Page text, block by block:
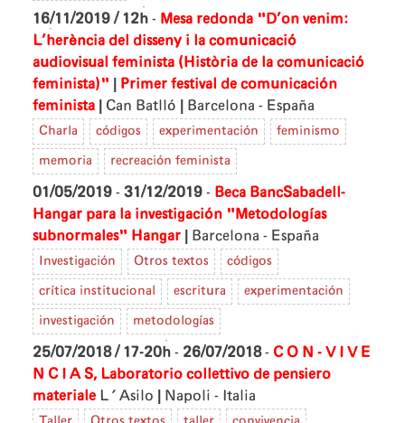
16/11/2019 / 12h - Mesa redonda "D’on venim:
L’herència del disseny i la comunicació
audiovisual feminista (Història de la comunicació
feminista)"
Primer festival de comunicación
feminista
Can Batlló Barcelona - España
Charla códigos experimentación feminismo
memoria recreación feminista
01/05/2019 - 31/12/2019 - Beca BancSabadell-
Hangar para la investigación "Metodologías
subnormales" Hangar Barcelona - España
Investigación Otros textos códigos
crítica institucional escritura experimentación
investigación metodologías
25/07/2018 / 17-20h - 26/07/2018- C O N - V I V E
N C I A S, Laboratorio collettivo de pensiero
materiale L'Asilo Napoli - Italia